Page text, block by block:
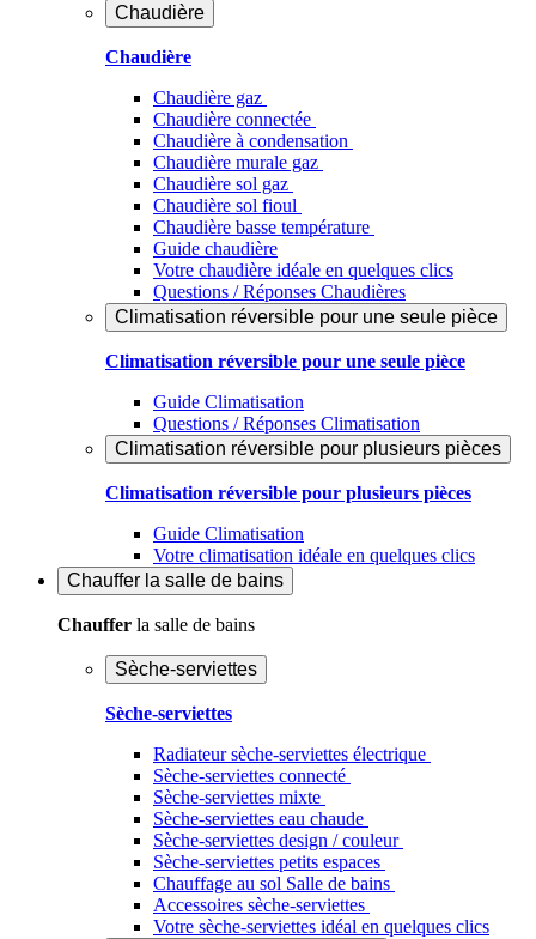
Chaudière
Chaudière
Chaudière gaz
Chaudière connectée
Chaudière à condensation
Chaudière murale gaz
Chaudière sol gaz
Chaudière sol fioul
Chaudière basse température
Guide chaudière
Votre chaudière idéale en quelques clics
Questions / Réponses Chaudières
Climatisation réversible pour une seule pièce
Climatisation réversible pour une seule pièce
Guide Climatisation
Questions / Réponses Climatisation
Climatisation réversible pour plusieurs pièces
Climatisation réversible pour plusieurs pièces
Guide Climatisation
Votre climatisation idéale en quelques clics
Chauffer la salle de bains
Chauffer la salle de bains
Sèche-serviettes
Sèche-serviettes
Radiateur sèche-serviettes électrique
Sèche-serviettes connecté
Sèche-serviettes mixte
Sèche-serviettes eau chaude
Sèche-serviettes design / couleur
Sèche-serviettes petits espaces
Chauffage au sol Salle de bains
Accessoires sèche-serviettes
Votre sèche-serviettes idéal en quelques clics